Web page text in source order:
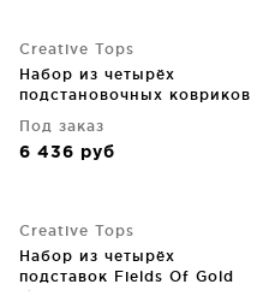
Creative Tops
Набор из четырёх
подстановочных ковриков
Под заказ
6 436 руб
Creative Tops
Набор из четырёх
подставок Fields Of Gold